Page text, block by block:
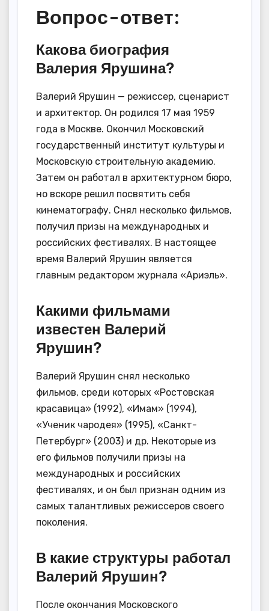
Вопрос-ответ:
Какова биография
Валерия Ярушина?
Валерий Ярушин — режиссер, сценарист
и архитектор. Он родился 17 мая 1959
года в Москве. Окончил Московский
государственный институт культуры и
Московскую строительную академию.
Затем он работал в архитектурном бюро,
но вскоре решил посвятить себя
кинематографу. Снял несколько фильмов,
получил призы на международных и
российских фестивалях. В настоящее
время Валерий Ярушин является
главным редактором журнала «Ариэль».
Какими фильмами
известен Валерий
Ярушин?
Валерий Ярушин снял несколько
фильмов, среди которых «Ростовская
красавица» (1992), «Имам» (1994),
«Ученик чародея» (1995), «Санкт-
Петербург» (2003) и др. Некоторые из
его фильмов получили призы на
международных и российских
фестивалях, и он был признан одним из
самых талантливых режиссеров своего
поколения.
В какие структуры работал
Валерий Ярушин?
После окончания Московского